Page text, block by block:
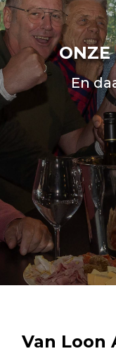
ONZE
En
Van Loon